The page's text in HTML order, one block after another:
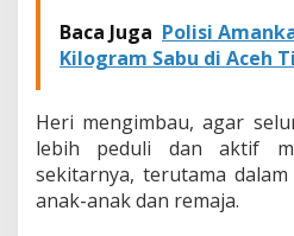
t
r
n
Baca Juga Polisi
Kilogram Sabu di Aceh
Heri mengimbau, agar
lebih peduli dan aktif
sekitarnya, terutama
anak-anak dan remaja.